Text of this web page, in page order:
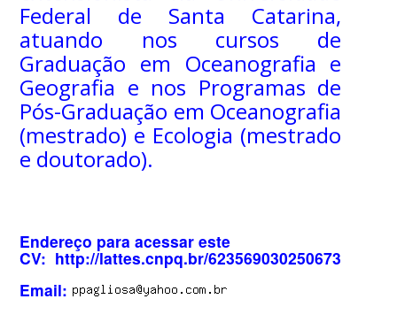
Federal de Santa Catarina,
atuando nos cursos de
Graduação em Oceanografia e
Geografia e nos Programas de
Pós-Graduação em Oceanografia
(mestrado) e Ecologia (mestrado
e doutorado).
Endereço para acessar este
CV: http://lattes.cnpq.br/6235690302506735
Email: